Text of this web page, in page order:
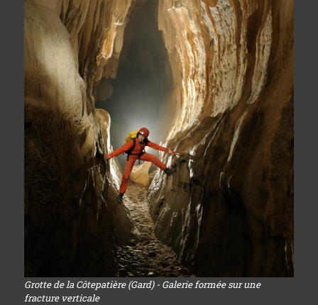
Grotte de la Côtepatière (Gard) - Galerie formée sur une
fracture verticale